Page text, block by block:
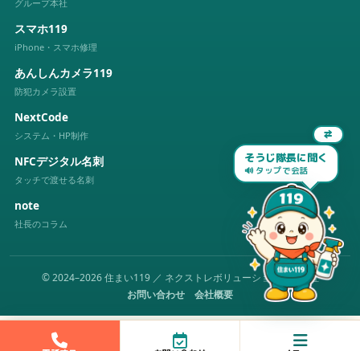
グループ本社
スマホ119
iPhone・スマホ修理
あんしんカメラ119
防犯カメラ設置
NextCode
システム・HP制作
NFCデジタル名刺
タッチで渡せる名刺
note
社長のコラム
© 2024–2026 住まい119 ／ ネクストレボリューション株式会社
お問い合わせ
会社概要
⇄
そうじ隊長に聞く
🔊 タップで会話